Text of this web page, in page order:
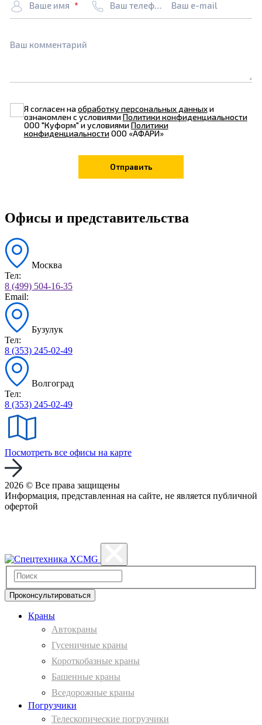
Ваше имя Ваш телефон Ваш e-mail
Ваш комментарий
Я согласен наобработку персональных данныхи
ознакомлен с условиямиПолитики конфиденциальности
ООО "Куформ" и условиямиПолитики
конфиденциальностиООО «АФАРИ»
Офисы и представительства
Москва
Тел:
8 (499) 504-16-35
Email:
Бузулук
Тел:
8 (353) 245-02-49
Волгоград
Тел:
8 (353) 245-02-49
Посмотреть все офисы на карте
2026 © Все права защищены
Информация, представленная на сайте, не является публичной
офертой
Проконсультироваться
Краны
Автокраны
Гусеничные краны
Короткобазные краны
Башенные краны
Вcедорожные краны
Погрузчики
Телескопические погрузчики